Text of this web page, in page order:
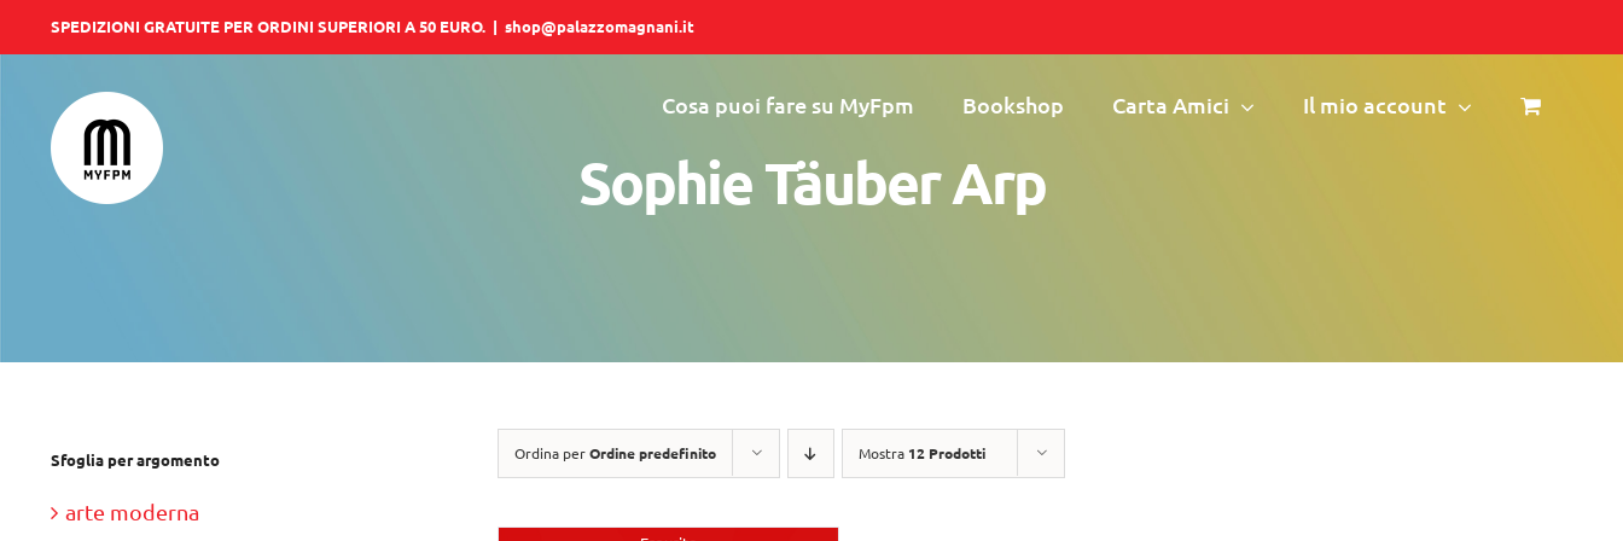
al
contenuto
SPEDIZIONI GRATUITE PER ORDINI SUPERIORI A 50 EURO. | shop@palazzomagnani.it
Cosa puoi fare su MyFpm Bookshop Carta Amici Il mio account
Sophie Täuber Arp
Ordina perOrdine predefinito Mostra 12 Prodotti
Sfoglia per argomento
arte moderna